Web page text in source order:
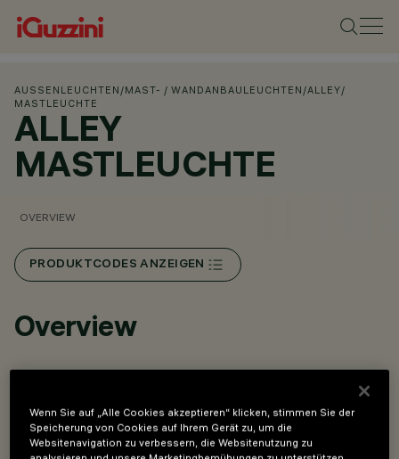
AUSSENLEUCHTEN /MAST- / WANDANBAULEUCHTEN /ALLEY/
MASTLEUCHTE
ALLEY
MASTLEUCHTE
OVERVIEW
PRODUKTCODES ANZEIGEN
Overview
Mastbeleuchtungssystem zur Bestückung mit LEDs.
Leuchtengehäuse aus Aluminiumdruckguss.
Produkt mit Straßenoptiken mit System Opti Smart
Wenn Sie auf „Alle Cookies akzeptieren“ klicken, stimmen Sie der
Speicherung von Cookies auf Ihrem Gerät zu, um die
Websitenavigation zu verbessern, die Websitenutzung zu